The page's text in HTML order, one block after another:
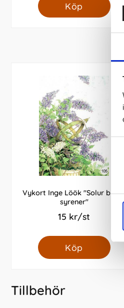
Köp
Vykort Inge Löök "Solur
syrener"
15 kr/st
Köp
Tillbehör